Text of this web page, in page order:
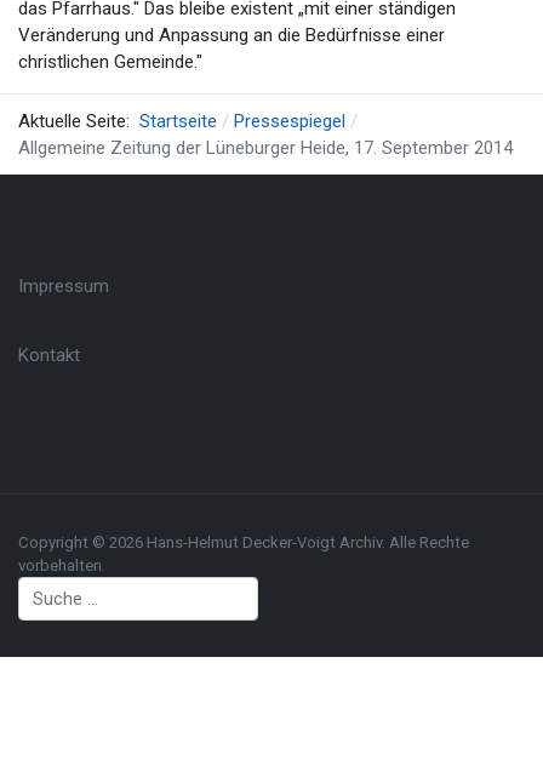
das Pfarrhaus." Das bleibe existent „mit einer ständigen
Veränderung und Anpassung an die Bedürfnisse einer
christlichen Gemeinde."
Aktuelle Seite: Startseite
Pressespiegel
Allgemeine Zeitung der Lüneburger Heide, 17. September 2014
Impressum
Kontakt
Copyright © 2026 Hans-Helmut Decker-Voigt Archiv. Alle Rechte
vorbehalten.
Suchen